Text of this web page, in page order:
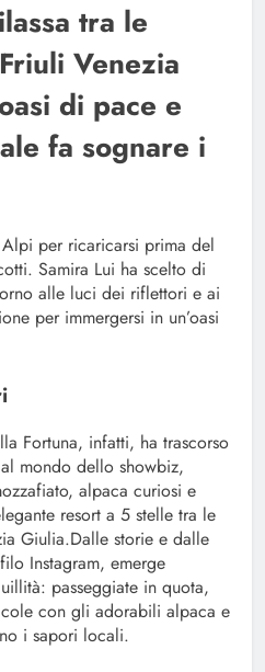
tra le
Venezia
di pace e
fa sognare i
per ricaricarsi prima del
Samira Lui ha scelto di
alle luci dei riflettori e ai
per immergersi in un’oasi
Fortuna, infatti, ha trascorso
mondo dello showbiz,
alpaca curiosi e
resort a 5 stelle tra le
Giulia.Dalle storie e dalle
Instagram, emerge
passeggiate in quota,
con gli adorabili alpaca e
i sapori locali.